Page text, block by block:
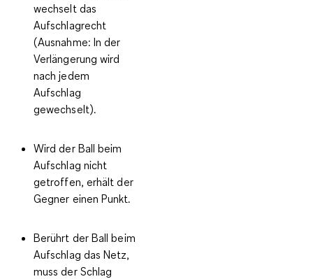
wechselt das
Aufschlagrecht
(Ausnahme: In der
Verlängerung wird
nach jedem
Aufschlag
gewechselt).
Wird der Ball beim
Aufschlag nicht
getroffen, erhält der
Gegner einen Punkt.
Berührt der Ball beim
Aufschlag das Netz,
muss der Schlag